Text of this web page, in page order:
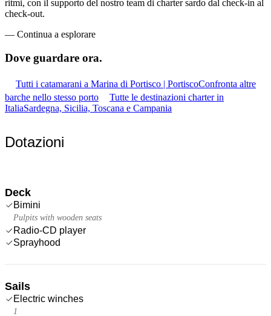
ritmi, con il supporto del nostro team di charter sardo dal check-in al
check-out.
— Continua a esplorare
Dove guardare ora.
Tutti i catamarani a Marina di Portisco | PortiscoConfronta altre
barche nello stesso porto
Tutte le destinazioni charter in
ItaliaSardegna, Sicilia, Toscana e Campania
Dotazioni
Deck
Bimini
Pulpits with wooden seats
Radio-CD player
Sprayhood
Sails
Electric winches
1